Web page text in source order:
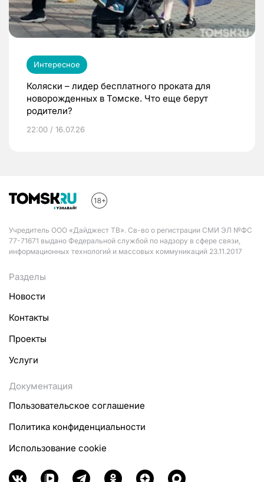
Интересное
Коляски – лидер бесплатного проката для
новорожденных в Томске. Что еще берут
родители?
22:00 / 16.07.26
Учредитель ООО «Дайджест ТВ». Св-во о регистрации СМИ ЭЛ №ФС
77-71671 выдано Федеральной службой по надзору в сфере связи,
информационных технологий и массовых коммуникаций 23.11.2017
Разделы
Новости
Контакты
Проекты
Услуги
Документация
Пользовательское соглашение
Политика конфиденциальности
Использование cookie